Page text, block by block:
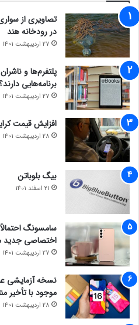
تصاویری از
در رودخانه هند
27 اردیبهشت 1401
پلتفرم‌ها و
برنامه‌هایی
27 اردیبهشت 1401
افزایش قیمت
28 اردیبهشت 1401
بیگ بلوباتن
21 اسفند 1401
اختصاصی جدید
27 اردیبهشت 1401
موجود با تأخیر
28 اردیبهشت 1401